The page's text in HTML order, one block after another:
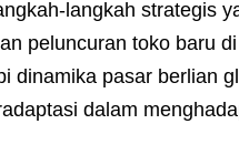
langkah strategis
peluncuran toko baru
dinamika pasar berlian
dalam